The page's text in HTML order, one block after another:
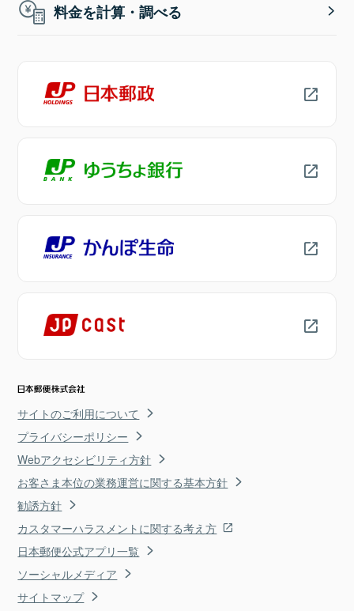
料金を計算・調べる
サイトのご利用について
プライバシーポリシー
Webアクセシビリティ方針
お客さま本位の業務運営に関する基本方針
勧誘方針
カスタマーハラスメントに関する考え方
日本郵便公式アプリ一覧
ソーシャルメディア
サイトマップ